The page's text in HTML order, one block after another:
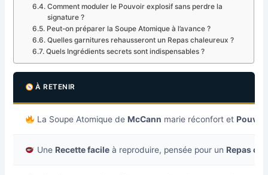
Comment moduler le Pouvoir explosif sans perdre la
signature ?
Peut-on préparer la Soupe Atomique à l’avance ?
Quelles garnitures rehausseront un Repas chaleureux ?
Quels Ingrédients secrets sont indispensables ?
À RETENIR
La Soupe Atomique de McCann marie réconfort et
Une Recette facile à reproduire, pensée pour un Repas